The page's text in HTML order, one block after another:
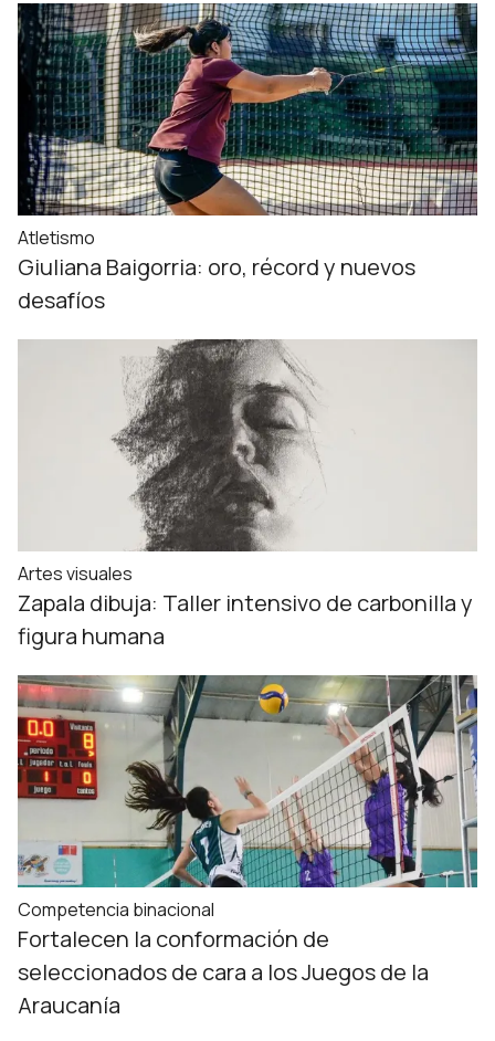
Atletismo
Giuliana Baigorria: oro, récord y nuevos
desafíos
Artes visuales
Zapala dibuja: Taller intensivo de carbonilla y
figura humana
Competencia binacional
Fortalecen la conformación de
seleccionados de cara a los Juegos de la
Araucanía